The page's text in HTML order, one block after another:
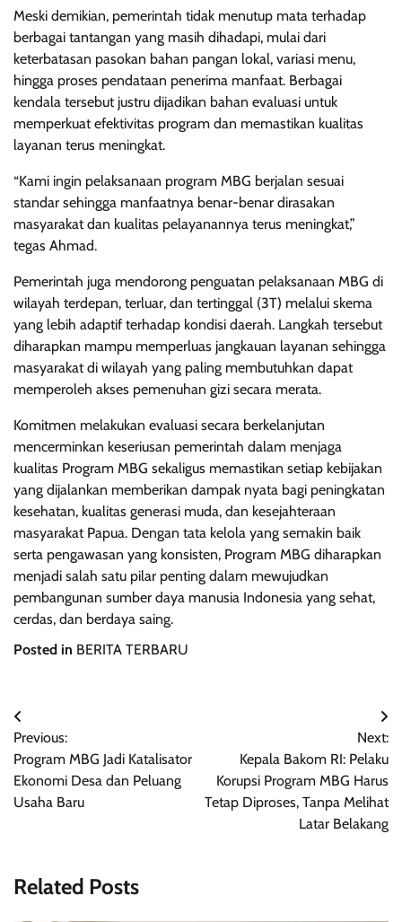
Meski demikian, pemerintah tidak menutup mata terhadap
berbagai tantangan yang masih dihadapi, mulai dari
keterbatasan pasokan bahan pangan lokal, variasi menu,
hingga proses pendataan penerima manfaat. Berbagai
kendala tersebut justru dijadikan bahan evaluasi untuk
memperkuat efektivitas program dan memastikan kualitas
layanan terus meningkat.
“Kami ingin pelaksanaan program MBG berjalan sesuai
standar sehingga manfaatnya benar-benar dirasakan
masyarakat dan kualitas pelayanannya terus meningkat,”
tegas Ahmad.
Pemerintah juga mendorong penguatan pelaksanaan MBG di
wilayah terdepan, terluar, dan tertinggal (3T) melalui skema
yang lebih adaptif terhadap kondisi daerah. Langkah tersebut
diharapkan mampu memperluas jangkauan layanan sehingga
masyarakat di wilayah yang paling membutuhkan dapat
memperoleh akses pemenuhan gizi secara merata.
Komitmen melakukan evaluasi secara berkelanjutan
mencerminkan keseriusan pemerintah dalam menjaga
kualitas Program MBG sekaligus memastikan setiap kebijakan
yang dijalankan memberikan dampak nyata bagi peningkatan
kesehatan, kualitas generasi muda, dan kesejahteraan
masyarakat Papua. Dengan tata kelola yang semakin baik
serta pengawasan yang konsisten, Program MBG diharapkan
menjadi salah satu pilar penting dalam mewujudkan
pembangunan sumber daya manusia Indonesia yang sehat,
cerdas, dan berdaya saing.
Posted in BERITA TERBARU
Post
navigation
Previous:
Program MBG Jadi Katalisator
Ekonomi Desa dan Peluang
Usaha Baru
Next:
Kepala Bakom RI: Pelaku
Korupsi Program MBG Harus
Tetap Diproses, Tanpa Melihat
Latar Belakang
Related Posts